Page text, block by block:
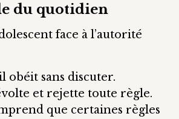
du quotidien
face à l’autorité
obéit sans discuter.
et rejette toute règle.
que certaines règles